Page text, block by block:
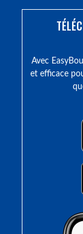
Avec
et efficace